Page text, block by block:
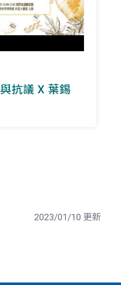
抗議 X 葉錫
2023/01/10 更新